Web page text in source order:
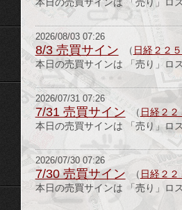
キ
ン
グ］-
株
FX
競
馬
2026/08/03 07:26
8/3 売買サイン （ 日経２２
本日の売買サインは 「売り」ロ
2026/07/31 07:26
7/31 売買サイン （ 日経２
本日の売買サインは 「売り」ロ
2026/07/30 07:26
7/30 売買サイン （ 日経２
本日の売買サインは 「売り」ロ